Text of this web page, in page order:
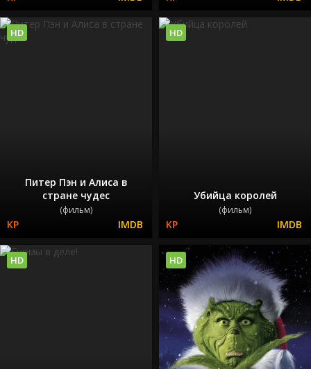
Питер Пэн и Алиса в
стране чудес
(фильм)
HD
Убийца королей
(фильм)
HD
HD HD